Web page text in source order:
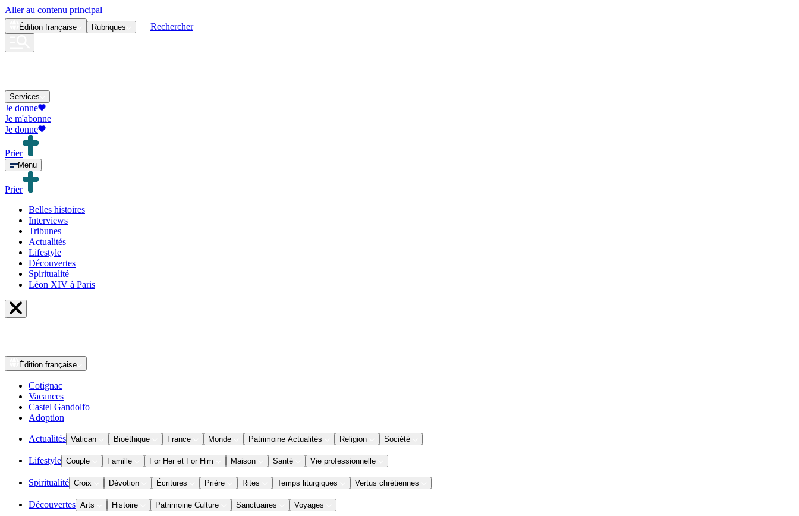
Aller au contenu principal
Édition française Rubriques Rechercher
Services
Je donne
Je m'abonne
Je donne
Prier
Menu
Prier
Belles histoires
Interviews
Tribunes
Actualités
Lifestyle
Découvertes
Spiritualité
Léon XIV à Paris
Édition française
Cotignac
Vacances
Castel Gandolfo
Adoption
Actualités Vatican Bioéthique France Monde Patrimoine Actualités Religion Société
Lifestyle Couple Famille For Her et For Him Maison Santé Vie professionnelle
Spiritualité Croix Dévotion Écritures Prière Rites Temps liturgiques Vertus chrétiennes
Découvertes Arts Histoire Patrimoine Culture Sanctuaires Voyages